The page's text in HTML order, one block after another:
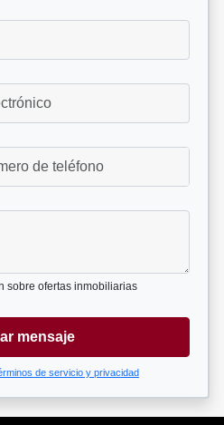
sobre ofertas inmobiliarias
mensaje
de servicio y privacidad